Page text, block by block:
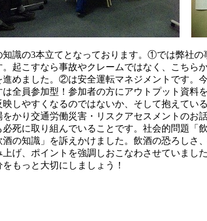
識の3本立てとなっております。①では弊社の
起こすなら事故やクレームではなく、こちら
めました。②は安全運転マネジメントです。
全員参加型！参加者の方にアウトプット資料
しやすくなるのではないか、そして抱えてい
かり交通労働災害・リスクアセスメントのお
死に取り組んでいることです。社会的問題「
の知識」を訴えかけました。飲酒の恐ろしさ
げ、ポイントを強調しおこなわさせていまし
もっと大切にしましょう！